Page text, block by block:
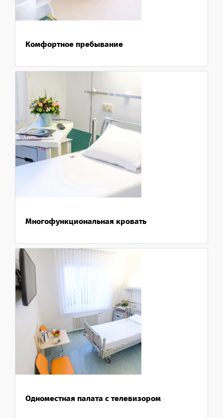
Комфортное пребывание
Многофункциональная кровать
Одноместная палата с телевизором